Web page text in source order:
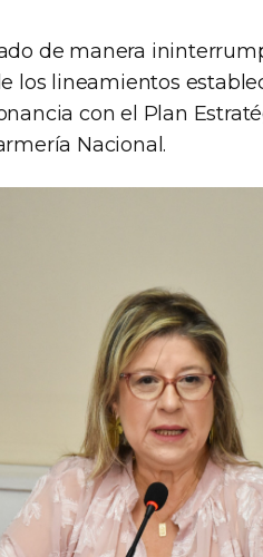
de manera
los lineamientos
con el Plan
Nacional.